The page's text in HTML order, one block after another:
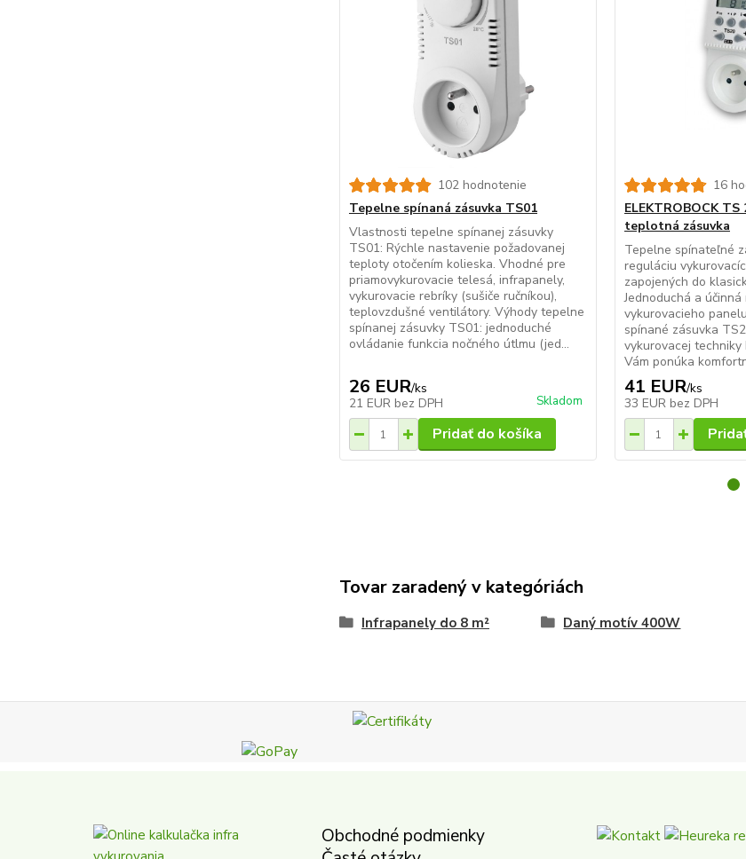
102 hodnotenie
Tepelne spínaná zásuvka TS01
Vlastnosti tepelne spínanej zásuvky
TS01: Rýchle nastavenie požadovanej
teploty otočením kolieska. Vhodné pre
priamovykurovacie telesá, infrapanely,
vykurovacie rebríky (sušiče ručníkou),
teplovzdušné ventilátory. Výhody tepelne
spínanej zásuvky TS01: jednoduché
ovládanie funkcia nočného útlmu (jed...
26 EUR/ks
21 EUR bez DPH Skladom
Pridať do košíka
16
ELEKTROBOCK TS
teplotná zásuvka
Tepelne spínateľné
reguláciu
zapojených do
Jednoduchá a
vykurovacieho
spínané zásuvka
vykurovacej techniky
Vám ponúka
41 EUR/ks
33 EUR bez DPH
Tovar zaradený v kategóriách
Infrapanely do 8 m² Daný motív 400W
Obchodné podmienky